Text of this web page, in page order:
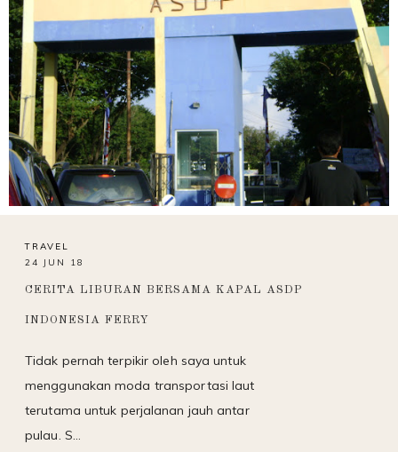
TRAVEL
24 JUN 18
CERITA LIBURAN BERSAMA KAPAL ASDP
INDONESIA FERRY
Tidak pernah terpikir oleh saya untuk
menggunakan moda transportasi laut
terutama untuk perjalanan jauh antar
pulau. S…